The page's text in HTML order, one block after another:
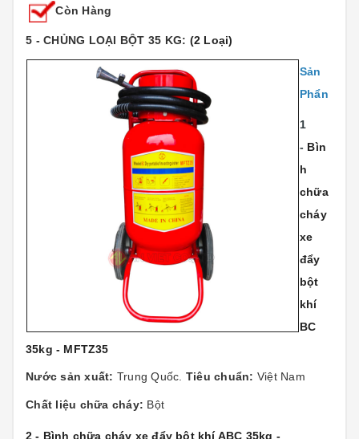
Còn Hàng
5 - CHỦNG LOẠI BỘT 35 KG: (2 Loại)
Sản
Phẩn
1
- Bìn
h
chữa
cháy
xe
đẩy
bột
khí
BC
35kg - MFTZ35
Nước sản xuất: Trung Quốc. Tiêu chuẩn: Việt Nam
Chất liệu chữa cháy: Bột
2 - Bình chữa cháy xe đẩy bột khí ABC 35kg -